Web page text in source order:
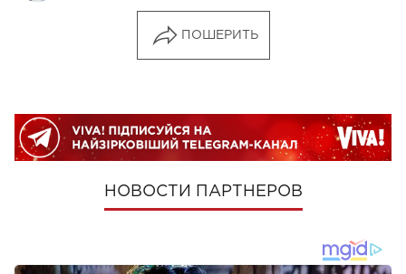
ПОШЕРИТЬ
НОВОСТИ ПАРТНЕРОВ